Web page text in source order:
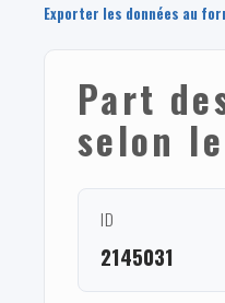
Exporter les données au
Part
selon
ID
2145031